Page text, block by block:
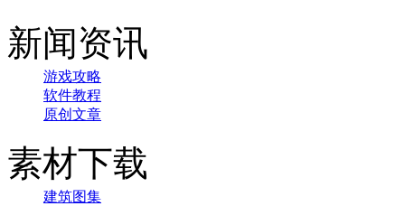
新闻资讯
游戏攻略
软件教程
原创文章
素材下载
建筑图集